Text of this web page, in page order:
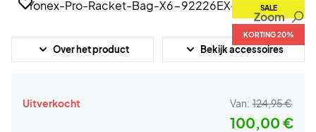
SALE
KORTING 20%
Zoom
Over het product Bekijk accessoires
Uitverkocht Van: 124,95 €
100,00 €